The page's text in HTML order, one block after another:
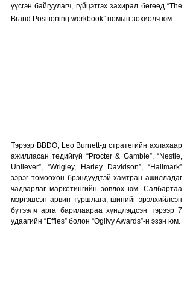
үүсгэн байгуулагч, гүйцэтгэх захирал бөгөөд “The
Brand Positioning workbook” номын зохиолч юм.
Тэрээр BBDO, Leo Burnett-д стратегийн ахлахаар
ажилласан төдийгүй “Procter & Gamble”, “Nestle,
Unilever”, “Wrigley, Harley Davidson”, “Hallmark”
зэрэг томоохон брэндүүдтэй хамтран ажилладаг
чадварлаг маркетингийн зөвлөх юм. Салбартаа
мэргэшсэн арвин туршлага, шинийг эрэлхийлсэн
бүтээлч арга барилаараа хүндлэгдсэн тэрээр 7
удаагийн “Effies” болон “Ogilvy Awards”-н эзэн юм.